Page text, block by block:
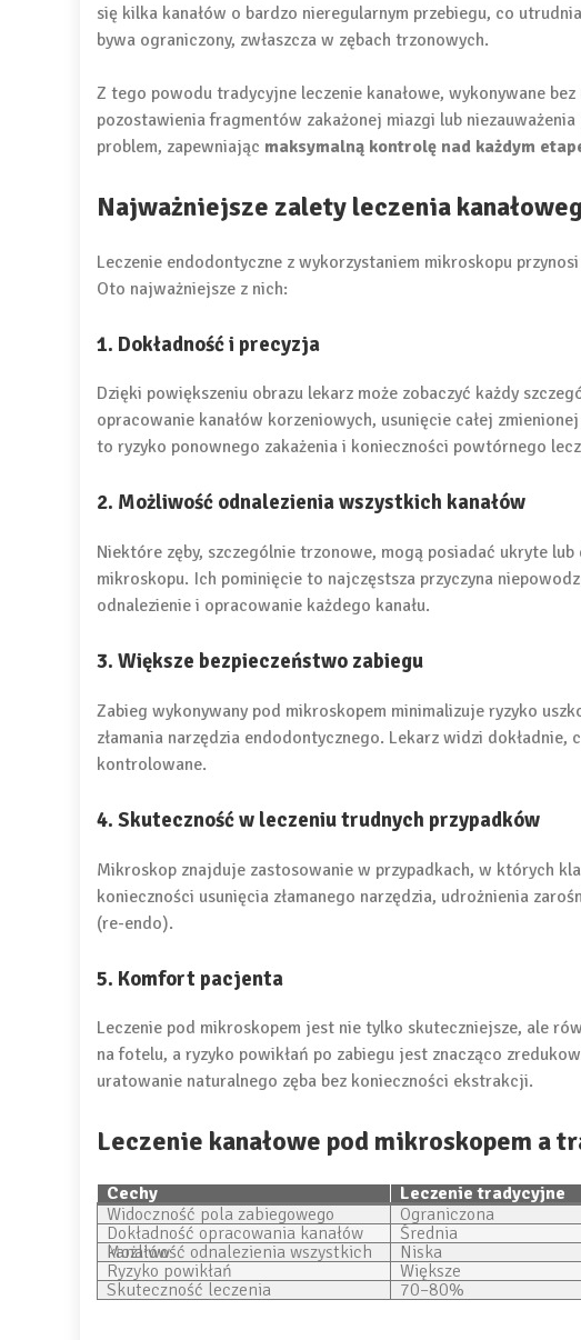
się kilka kanałów o bardzo nieregularnym przebiegu, co
bywa ograniczony, zwłaszcza w zębach trzonowych.
Z tego powodu tradycyjne leczenie kanałowe, wykonywane
pozostawienia fragmentów zakażonej miazgi lub
problem, zapewniając maksymalną kontrolę nad każdym
Najważniejsze zalety leczenia
Leczenie endodontyczne z wykorzystaniem mikroskopu
Oto najważniejsze z nich:
1. Dokładność i precyzja
Dzięki powiększeniu obrazu lekarz może zobaczyć każdy
opracowanie kanałów korzeniowych, usunięcie całej
to ryzyko ponownego zakażenia i konieczności powtórnego
2. Możliwość odnalezienia wszystkich kanałów
Niektóre zęby, szczególnie trzonowe, mogą posiadać ukryte
mikroskopu. Ich pominięcie to najczęstsza przyczyna
odnalezienie i opracowanie każdego kanału.
3. Większe bezpieczeństwo zabiegu
Zabieg wykonywany pod mikroskopem minimalizuje ryzyko
złamania narzędzia endodontycznego. Lekarz widzi
kontrolowane.
4. Skuteczność w leczeniu trudnych przypadków
Mikroskop znajduje zastosowanie w przypadkach, w których
konieczności usunięcia złamanego narzędzia, udrożnienia
(re-endo).
5. Komfort pacjenta
Leczenie pod mikroskopem jest nie tylko skuteczniejsze, ale
na fotelu, a ryzyko powikłań po zabiegu jest znacząco
uratowanie naturalnego zęba bez konieczności ekstrakcji.
Leczenie kanałowe pod mikroskopem a
Cechy Leczenie tradycyjne
Widoczność pola zabiegowego
Ograniczona
Dokładność opracowania kanałów
Średnia
Możliwość odnalezienia wszystkich kanałów
Niska
Ryzyko powikłań
Większe
Skuteczność leczenia
70–80%